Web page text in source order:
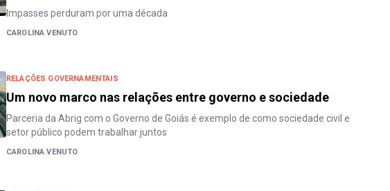
Impasses perduram por uma década
CAROLINA VENUTO
RELAÇÕES GOVERNAMENTAIS
Um novo marco nas relações entre governo e sociedade
Parceria da Abrig com o Governo de Goiás é exemplo de como sociedade civil e
setor público podem trabalhar juntos
CAROLINA VENUTO